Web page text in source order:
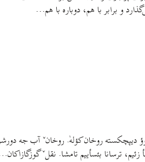
و برابر با هم، دوباره با هم…
دیپچکسته روخان کؤلهٰ. روخانˇ آب جه
ترسانا بئسأییم تامشا. نقلˇ